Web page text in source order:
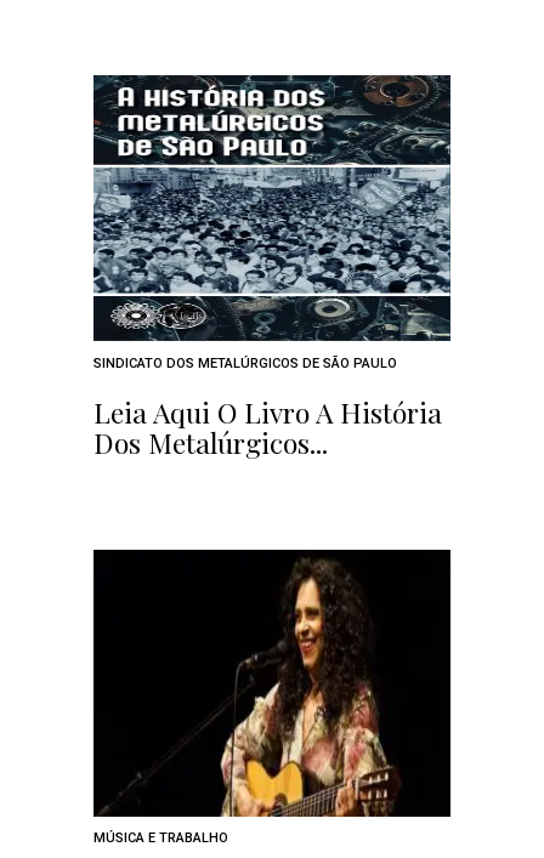
SINDICATO DOS METALÚRGICOS DE SÃO PAULO
Leia Aqui O Livro A História
Dos Metalúrgicos...
MÚSICA E TRABALHO